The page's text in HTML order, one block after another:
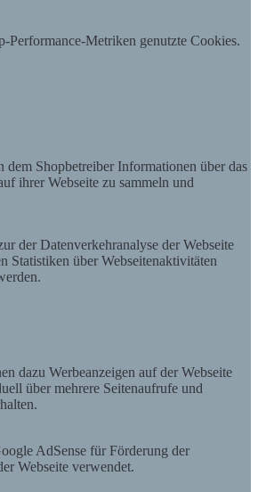
Performance-Metriken genutzte Cookies.
dem Shopbetreiber Informationen über das
ihrer Webseite zu sammeln und
der Datenverkehranalyse der Webseite
Statistiken über Webseitenaktivitäten
dazu Werbeanzeigen auf der Webseite
über mehrere Seitenaufrufe und
AdSense für Förderung der
Webseite verwendet.